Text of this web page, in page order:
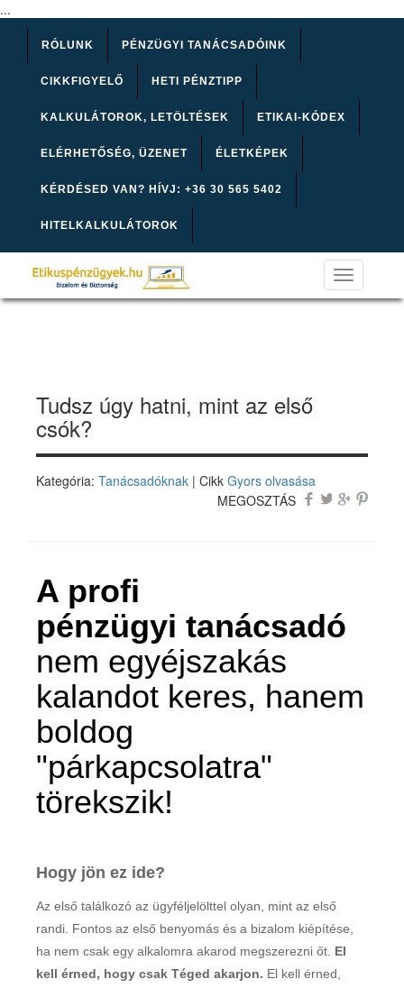
...
RÓLUNK PÉNZÜGYI TANÁCSADÓINK
CIKKFIGYELŐ HETI PÉNZTIPP
KALKULÁTOROK, LETÖLTÉSEK ETIKAI-KÓDEX
ELÉRHETŐSÉG, ÜZENET ÉLETKÉPEK
KÉRDÉSED VAN? HÍVJ: +36 30 565 5402
HITELKALKULÁTOROK
Toggle
navigation
Tudsz úgy hatni, mint az első
csók?
Kategória: Tanácsadóknak | Cikk Gyors olvasása
MEGOSZTÁS
A profi
pénzügyi tanácsadó
nem egyéjszakás
kalandot keres, hanem
boldog
"párkapcsolatra"
törekszik!
Hogy jön ez ide?
Az első találkozó az ügyféljelölttel olyan, mint az első
randi. Fontos az első benyomás és a bizalom kiépítése,
ha nem csak egy alkalomra akarod megszerezni őt. El
kell érned, hogy csak Téged akarjon. El kell érned,